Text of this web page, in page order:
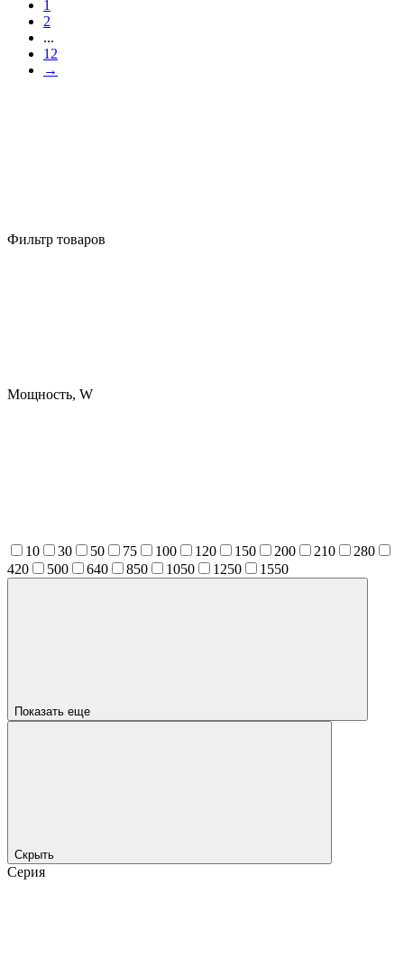
1
2
...
12
→
Фильтр товаров
Мощность, W
10 30 50 75 100 120 150 200 210
280
420
500 640 850 1050 1250 1550
Показать еще
Скрыть
Серия